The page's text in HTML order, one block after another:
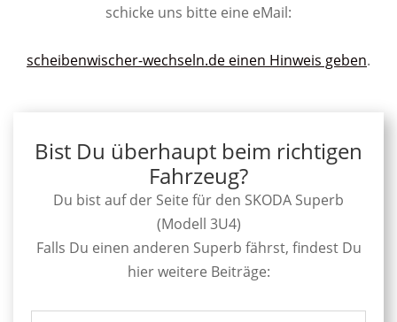
schicke uns bitte eine eMail:
scheibenwischer-wechseln.de einen Hinweis geben.
Bist Du überhaupt beim richtigen
Fahrzeug?
Du bist auf der Seite für den SKODA Superb
(Modell 3U4)
Falls Du einen anderen Superb fährst, findest Du
hier weitere Beiträge: